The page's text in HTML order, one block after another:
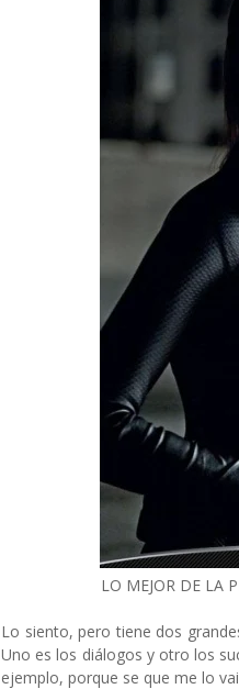
LO MEJOR DE LA
Lo siento, pero tiene dos
Uno es los diálogos y otro los
ejemplo, porque se que me lo